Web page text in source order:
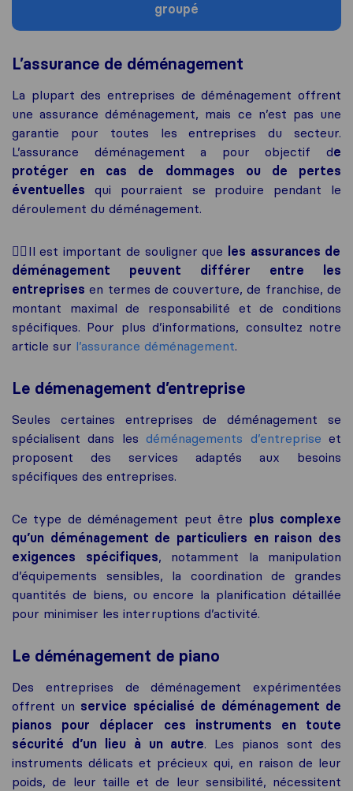
groupé
L’assurance de déménagement
La plupart des entreprises de déménagement offrent
une assurance déménagement, mais ce n’est pas une
garantie pour toutes les entreprises du secteur.
L’assurance déménagement a pour objectif de
protéger en cas de dommages ou de pertes
éventuelles qui pourraient se produire pendant le
déroulement du déménagement.
✍🏼Il est important de souligner que les assurances de
déménagement peuvent différer entre les
entreprises en termes de couverture, de franchise, de
montant maximal de responsabilité et de conditions
spécifiques. Pour plus d’informations, consultez notre
article sur l’assurance déménagement.
Le démenagement d’entreprise
Seules certaines entreprises de déménagement se
spécialisent dans lesdéménagements d’entreprise et
proposent des services adaptés aux besoins
spécifiques des entreprises.
Ce type de déménagement peut être plus complexe
qu’un déménagement de particuliers en raison des
exigences spécifiques, notamment la manipulation
d’équipements sensibles, la coordination de grandes
quantités de biens, ou encore la planification détaillée
pour minimiser les interruptions d’activité.
Le déménagement de piano
Des entreprises de déménagement expérimentées
offrent un service spécialisé de déménagement de
pianos pour déplacer ces instruments en toute
sécurité d’un lieu à un autre. Les pianos sont des
instruments délicats et précieux qui, en raison de leur
poids, de leur taille et de leur sensibilité, nécessitent